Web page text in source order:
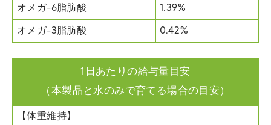
オメガ-6脂肪酸 1.39%
オメガ-3脂肪酸 0.42%
1日あたりの給与量目安
（本製品と水のみで育てる場合の目安）
【体重維持】